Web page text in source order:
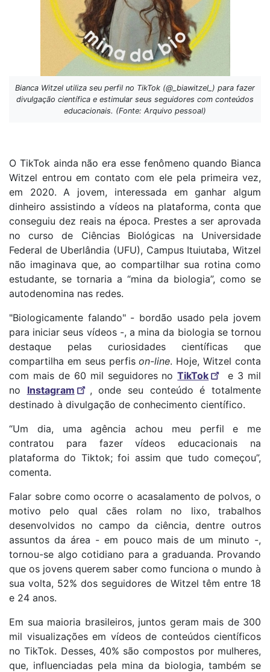
Bianca Witzel utiliza seu perfil no TikTok (@_biawitzel_) para fazer
divulgação científica e estimular seus seguidores com conteúdos
educacionais. (Fonte: Arquivo pessoal)
O TikTok ainda não era esse fenômeno quando Bianca
Witzel entrou em contato com ele pela primeira vez,
em 2020. A jovem, interessada em ganhar algum
dinheiro assistindo a vídeos na plataforma, conta que
conseguiu dez reais na época. Prestes a ser aprovada
no curso de Ciências Biológicas na Universidade
Federal de Uberlândia (UFU), Campus Ituiutaba, Witzel
não imaginava que, ao compartilhar sua rotina como
estudante, se tornaria a “mina da biologia”, como se
autodenomina nas redes.
"Biologicamente falando" - bordão usado pela jovem
para iniciar seus vídeos -, a mina da biologia se tornou
destaque pelas curiosidades científicas que
compartilha em seus perfison-line. Hoje, Witzel conta
com mais de 60 mil seguidores noTikTok
e 3 mil
no Instagram
, onde seu conteúdo é totalmente
destinado à divulgação de conhecimento científico.
“Um dia, uma agência achou meu perfil e me
contratou para fazer vídeos educacionais na
plataforma do Tiktok; foi assim que tudo começou”,
comenta.
Falar sobre como ocorre o acasalamento de polvos, o
motivo pelo qual cães rolam no lixo, trabalhos
desenvolvidos no campo da ciência, dentre outros
assuntos da área - em pouco mais de um minuto -,
tornou-se algo cotidiano para a graduanda. Provando
que os jovens querem saber como funciona o mundo à
sua volta, 52% dos seguidores de Witzel têm entre 18
e 24 anos.
Em sua maioria brasileiros, juntos geram mais de 300
mil visualizações em vídeos de conteúdos científicos
no TikTok. Desses, 40% são compostos por mulheres,
que, influenciadas pela mina da biologia, também se